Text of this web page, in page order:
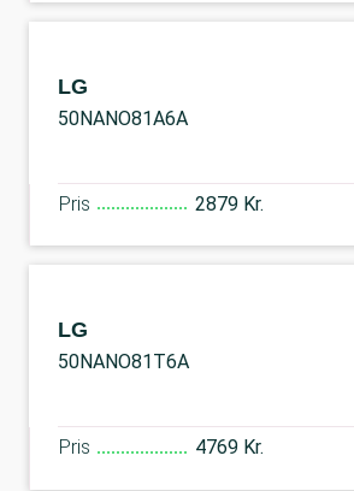
LG
50NANO81A6A
Pris 2879 Kr.
LG
50NANO81T6A
Pris 4769 Kr.